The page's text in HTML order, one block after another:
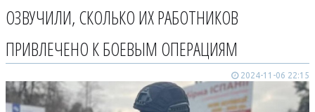
ОЗВУЧИЛИ, СКОЛЬКО ИХ РАБОТНИКОВ
ПРИВЛЕЧЕНО К БОЕВЫМ ОПЕРАЦИЯМ
2024-11-06 22:15